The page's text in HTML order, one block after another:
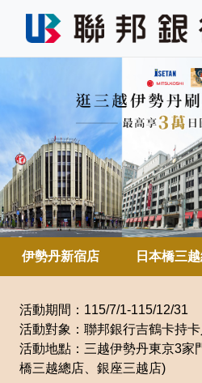
伊勢丹新宿店 日本橋三
活動期間：115/7/1-115/12/31
活動對象：聯邦銀行吉鶴卡持卡
活動地點：三越伊勢丹東京3家
橋三越總店、銀座三越店)